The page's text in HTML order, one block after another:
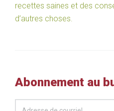
recettes saines et des
d’autres choses.
Abonnement au